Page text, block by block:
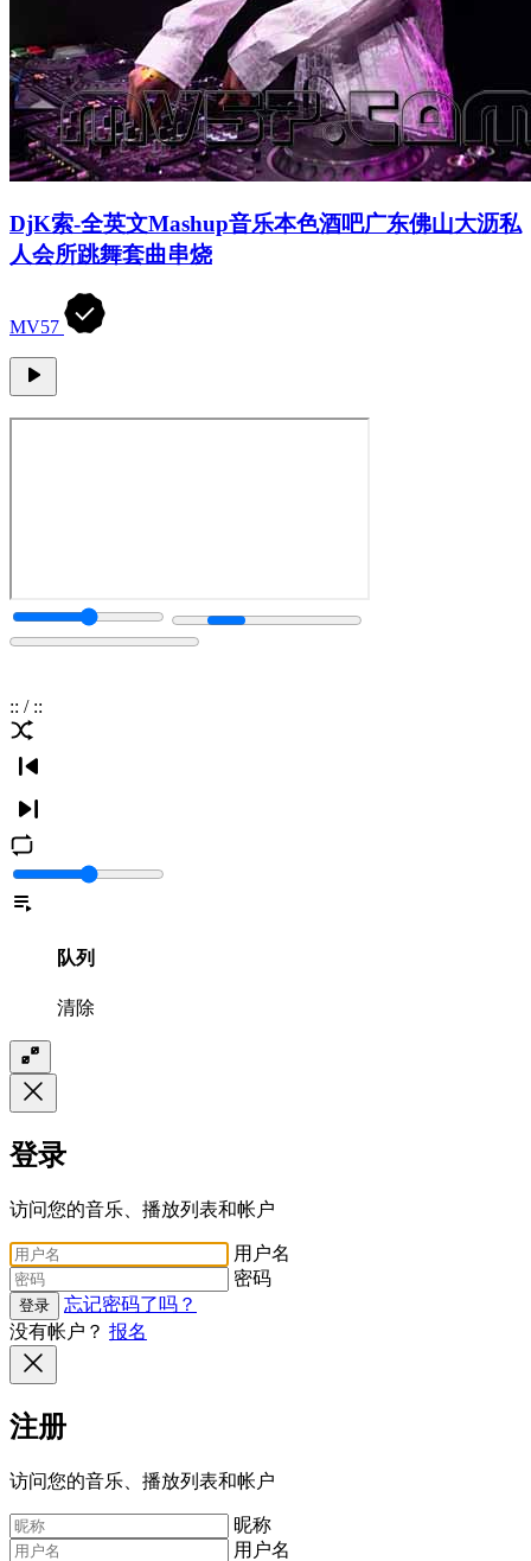
DjK索-全英文Mashup音乐本色酒吧广东佛山大沥私
人会所跳舞套曲串烧
MV57
:: / ::
队列
清除
登录
访问您的音乐、播放列表和帐户
用户名
密码
登录
忘记密码了吗？
没有帐户？ 报名
注册
访问您的音乐、播放列表和帐户
昵称
用户名